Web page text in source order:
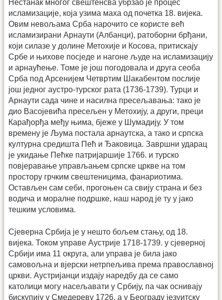
Нестанак многог свештенсва убрзао је процес
исламизације, која узима маха од почетка 18. вијека.
Овим невољама Срба нарочито се користе већ
исламизирани Арнаути (Албанци), ратоборни брђани,
који силазе у долине Метохије и Косова, притискају
Србе и њихове посједе и нагоне људе на исламизацију
и арнаућење. Томе је још погодовала и друга сеоба
Срба под Арсенијем Четвртим Шакабентом послије
још једног аустро-турског рата (1736-1739). Турци и
Арнаути сада чине и насилна пресељавања: тако је
дио Васојевића пресељен у Метохију, а други, преци
Карађорђа међу њима, бјеже у Шумадију. У том
времену је Љума постала арнаутска, а тако и српска
културна средишта Пећ и Ђаковица. Завршни ударац
је укидање Пећке патријаршије 1766. и турско
повјеравање управљањем српске цркве на том
простору грчким свештеницима, фанариотима.
Остављен сам себи, прогоњен са свију страна и без
водича и моралне подршке, наш народ је ту у јако
тешким условима.
Сјеверна Србија је у нешто бољем стању, од 18.
вијека. Током управе Аустрије 1718-1739. у сјеверној
Србији има 11 округа, али управа је била јако
самовољна и вјерски нетрпељива према православној
цркви. Аустријанци издају наредбу да се само
католици могу насељавати у Србију, па чак оснивају
бискупију у Смедереву 1726. а у Београду језуитску